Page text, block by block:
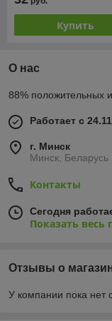
Купить
О нас
88% положительных
Работает с
г. Минск
Минск, Беларусь
Контакты
Сегодня
Показать весь
Отзывы о
У компании пока нет